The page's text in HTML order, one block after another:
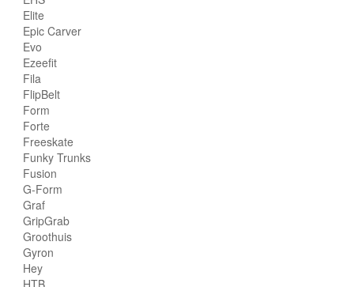
Elite
Epic Carver
Evo
Ezeefit
Fila
FlipBelt
Form
Forte
Freeskate
Funky Trunks
Fusion
G-Form
Graf
GripGrab
Groothuis
Gyron
Hey
HTB